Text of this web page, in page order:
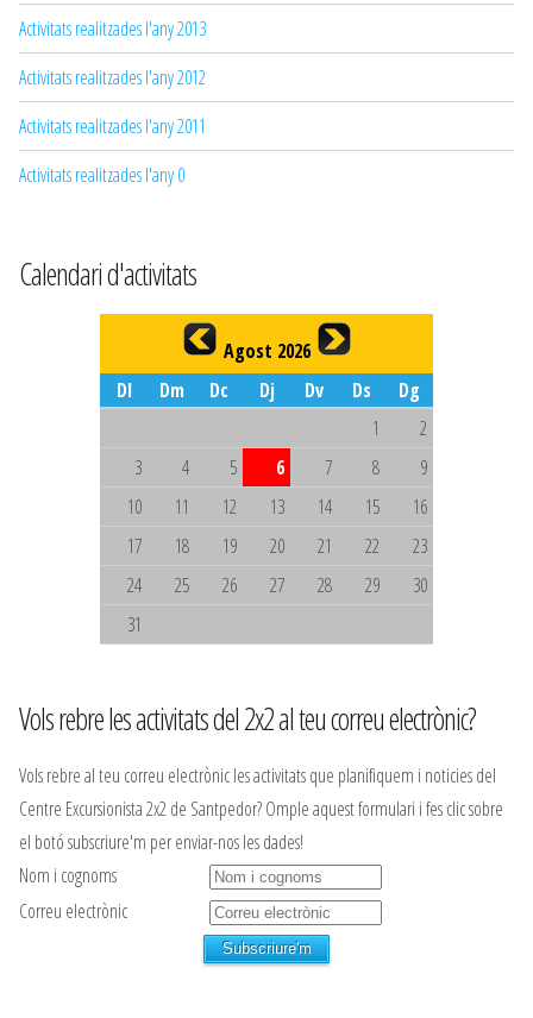
Activitats realitzades l'any 2013
Activitats realitzades l'any 2012
Activitats realitzades l'any 2011
Activitats realitzades l'any 0
Calendari d'activitats
Agost 2026
Dl
Dm Dc Dj Dv Ds
Dg
1
2
3
4 5 6 7 8
9
10
11 12 13 14 15
16
17
18 19 20 21 22
23
24
25 26 27 28 29
30
31
Vols rebre les activitats del 2x2 al teu correu electrònic?
Vols rebre al teu correu electrònic les activitats que planifiquem i noticies del
Centre Excursionista 2x2 de Santpedor? Omple aquest formulari i fes clic sobre
el botó subscriure'm per enviar-nos les dades!
Nom i cognoms
Correu electrònic